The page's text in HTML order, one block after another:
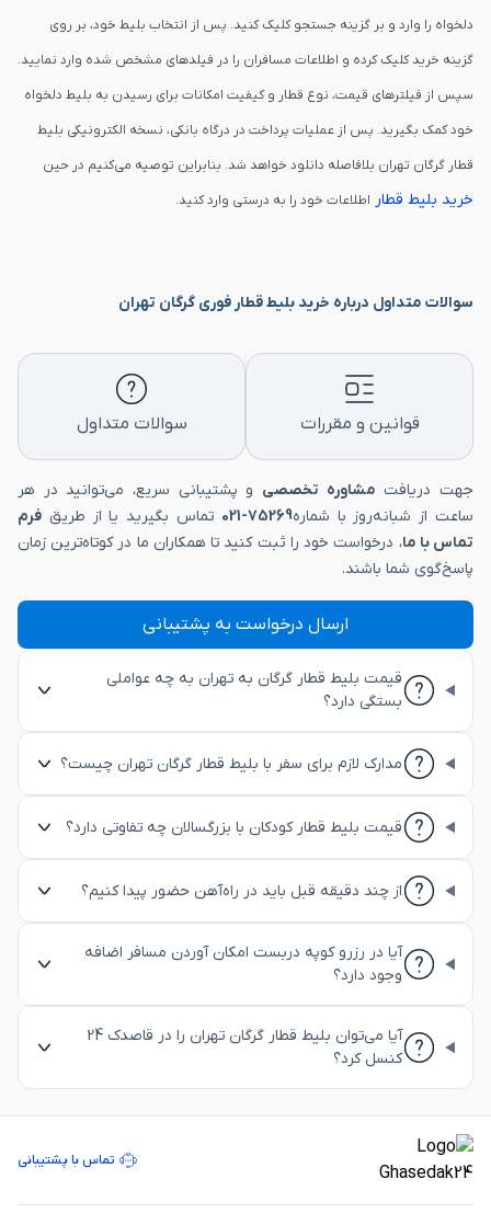
دلخواه را وارد و بر گزینه جستجو کلیک کنید. پس از انتخاب بلیط خود، بر روی
گزینه خرید کلیک کرده و اطلاعات مسافران را در فیلدهای مشخص شده وارد نمایید.
سپس از فیلترهای قیمت، نوع قطار و کیفیت امکانات برای رسیدن به بلیط دلخواه
خود کمک بگیرید. پس از عملیات پرداخت در درگاه بانکی، نسخه الکترونیکی بلیط
قطار گرگان تهران بلافاصله دانلود خواهد شد. بنابراین توصیه می‌کنیم در حین
خرید بلیط قطار اطلاعات خود را به درستی وارد کنید.
سوالات متداول درباره خرید بلیط قطار فوری گرگان تهران
قوانین و مقررات سوالات متداول
جهت دریافت مشاوره تخصصی و پشتیبانی سریع، می‌توانید در هر
ساعت از شبانه‌روز با شماره75269-021 تماس بگیرید یا از طریق فرم
تماس با ما، درخواست خود را ثبت کنید تا همکاران ما در کوتاه‌ترین زمان
پاسخ‌گوی شما باشند.
ارسال درخواست به پشتیبانی
قیمت بلیط قطار گرگان به تهران به چه عواملی
بستگی دارد؟
مدارک لازم برای سفر با بلیط قطار گرگان تهران چیست؟
قیمت بلیط قطار کودکان با بزرگسالان چه تفاوتی دارد؟
از چند دقیقه قبل باید در راه‌آهن حضور پیدا کنیم؟
آیا در رزرو کوپه دربست امکان آوردن مسافر اضافه
وجود دارد؟
آیا می‌توان بلیط قطار گرگان تهران را در قاصدک 24
کنسل کرد؟
تماس با پشتیبانی